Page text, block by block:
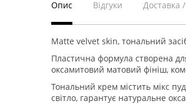
Опис Відгуки Доставка
Matte velvet skin, тональний
Пластична формула створена
оксамитовий матовий фініш,
Тональний крем містить мікс
світло, гарантує натуральне